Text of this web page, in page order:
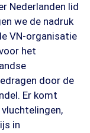
Nederlanden lid
we de nadruk
VN-organisatie
het
door de
Er komt
in